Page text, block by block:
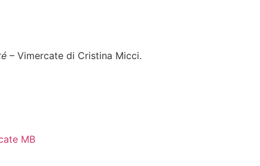
– Vimercate di Cristina Micci.
MB